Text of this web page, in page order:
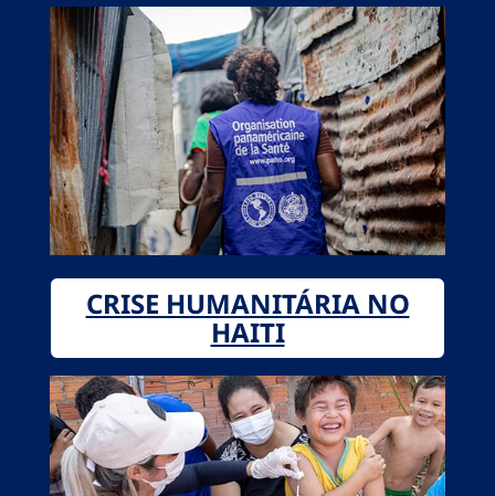
CRISE HUMANITÁRIA NO
HAITI